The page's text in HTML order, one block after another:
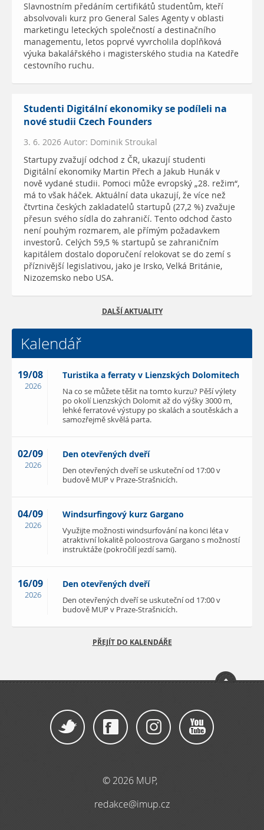
Slavnostním předáním certifikátů studentům, kteří
absolvovali kurz pro General Sales Agenty v oblasti
marketingu leteckých společností a destinačního
managementu, letos poprvé vyvrcholila doplňková
výuka bakalářského i magisterského studia na Katedře
cestovního ruchu.
Studenti Digitální ekonomiky se podíleli na
nové studii Czech Founders
3. 6. 2026 Autor: Dominik Stroukal
Startupy zvažují odchod z ČR, ukazují studenti
Digitální ekonomiky Martin Přech a Jakub Hunák v
nově vydané studii. Pomoci může evropský „28. režim“,
má to však háček. Aktuální data ukazují, že více než
čtvrtina českých zakladatelů startupů (27,2 %) zvažuje
přesun svého sídla do zahraničí. Tento odchod často
není pouhým rozmarem, ale přímým požadavkem
investorů. Celých 59,5 % startupů se zahraničním
kapitálem dostalo doporučení relokovat se do zemí s
příznivější legislativou, jako je Irsko, Velká Británie,
Nizozemsko nebo USA.
DALŠÍ AKTUALITY
Kalendář
19/08
2026
Turistika a ferraty v Lienzských Dolomitech
Na co se můžete těšit na tomto kurzu? Pěší výlety
po okolí Lienzských Dolomit až do výšky 3000 m,
lehké ferratové výstupy po skalách a soutěskách a
samozřejmě skvělá parta.
02/09
2026
Den otevřených dveří
Den otevřených dveří se uskuteční od 17:00 v
budově MUP v Praze-Strašnicích.
04/09
2026
Windsurfingový kurz Gargano
Využijte možnosti windsurfování na konci léta v
atraktivní lokalitě poloostrova Gargano s možností
instruktáže (pokročilí jezdí sami).
16/09
2026
Den otevřených dveří
Den otevřených dveří se uskuteční od 17:00 v
budově MUP v Praze-Strašnicích.
PŘEJÍT DO KALENDÁŘE
© 2026 MUP,
redakce@imup.cz